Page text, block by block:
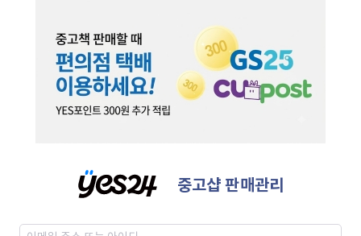
중고샵 판매관리